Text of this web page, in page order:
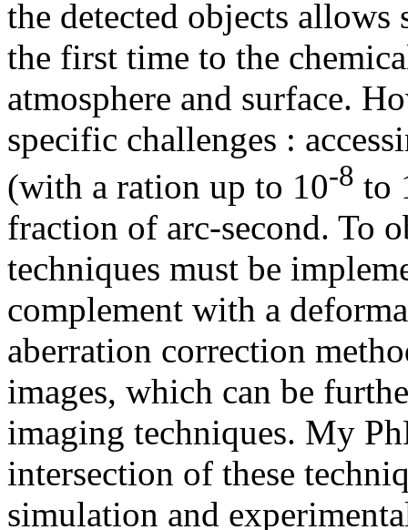
the detected objects
the first time to the
atmosphere and surface.
specific challenges :
(with a ration up to 10-8 to
fraction of arc-second. To
techniques must be
complement with a
aberration correction
images, which can be
imaging techniques. My
intersection of these
simulation and